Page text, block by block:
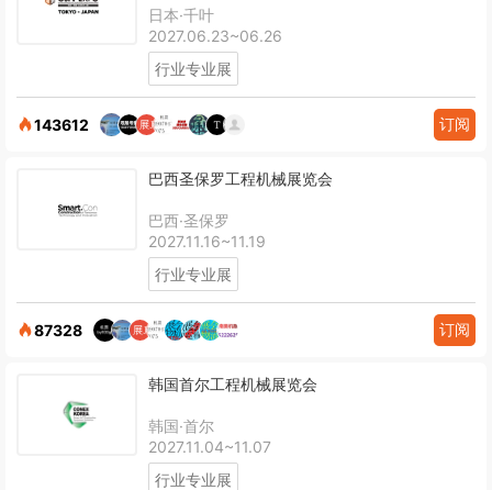
日本·千叶
2027.06.23~06.26
行业专业展
143612 订阅
巴西圣保罗工程机械展览会
巴西·圣保罗
2027.11.16~11.19
行业专业展
87328 订阅
韩国首尔工程机械展览会
韩国·首尔
2027.11.04~11.07
行业专业展